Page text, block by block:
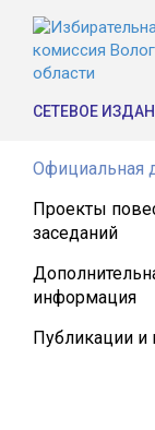
СЕТЕВОЕ
Официальная
Проекты
заседаний
информация
Публикации и